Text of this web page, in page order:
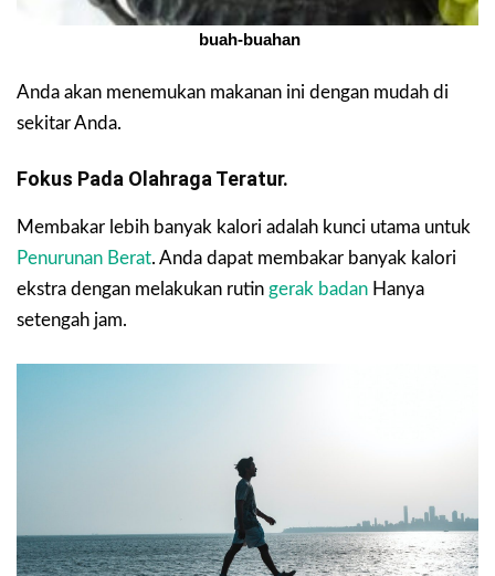
buah-buahan
Anda akan menemukan makanan ini dengan mudah di
sekitar Anda.
Fokus Pada Olahraga Teratur.
Membakar lebih banyak kalori adalah kunci utama untuk
Penurunan Berat. Anda dapat membakar banyak kalori
ekstra dengan melakukan rutin gerak badan Hanya
setengah jam.